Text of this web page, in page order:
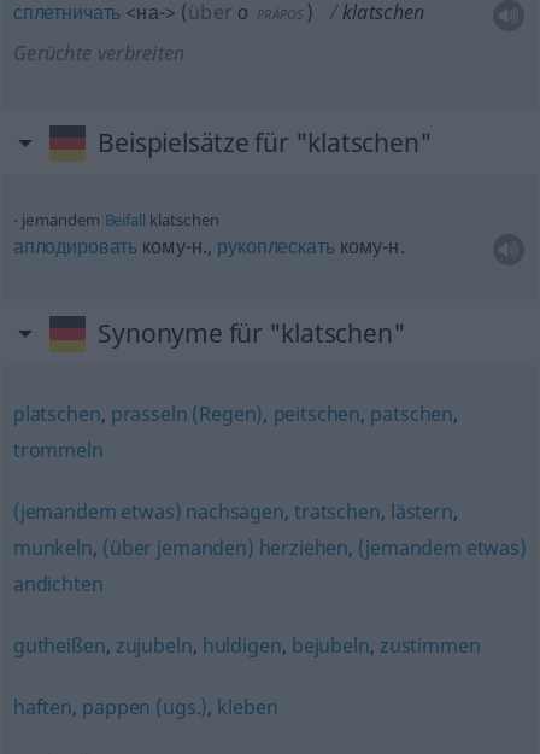
сплетничать <на-> (über о PRÄPOS )
klatschen
Gerüchte verbreiten
Beispielsätze für "klatschen"
jemandem Beifall klatschen
аплодировать кому-н., рукоплескатькому-н.
Synonyme für "klatschen"
platschen, prasseln (Regen), peitschen, patschen,
trommeln
(jemandem etwas) nachsagen,tratschen, lästern,
munkeln, (über jemanden) herziehen, (jemandem etwas)
andichten
gutheißen, zujubeln, huldigen, bejubeln, zustimmen
haften, pappen (ugs.), kleben